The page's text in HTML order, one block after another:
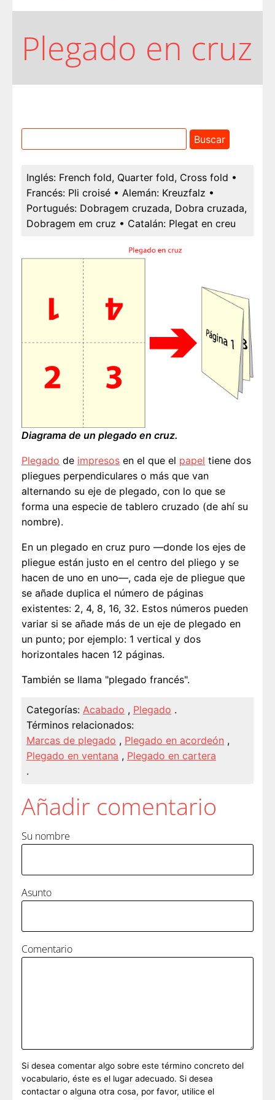
Plegado en cruz
Inglés: French fold, Quarter fold, Cross fold •
Francés: Pli croisé • Alemán: Kreuzfalz •
Portugués: Dobragem cruzada, Dobra cruzada,
Dobragem em cruz • Catalán: Plegat en creu
Diagrama de un plegado en cruz.
Plegado de impresos en el que el papel tiene dos
pliegues perpendiculares o más que van
alternando su eje de plegado, con lo que se
forma una especie de tablero cruzado (de ahí su
nombre).
En un plegado en cruz puro —donde los ejes de
pliegue están justo en el centro del pliego y se
hacen de uno en uno—, cada eje de pliegue que
se añade duplica el número de páginas
existentes: 2, 4, 8, 16, 32. Estos números pueden
variar si se añade más de un eje de plegado en
un punto; por ejemplo: 1 vertical y dos
horizontales hacen 12 páginas.
También se llama "plegado francés".
Categorías: Acabado , Plegado .
Términos relacionados:
Marcas de plegado , Plegado en acordeón ,
Plegado en ventana , Plegado en cartera
.
Añadir comentario
Su nombre
Asunto
Comentario
Si desea comentar algo sobre este término concreto del
vocabulario, éste es el lugar adecuado. Si desea
contactar o alguna otra cosa, por favor, utilice el